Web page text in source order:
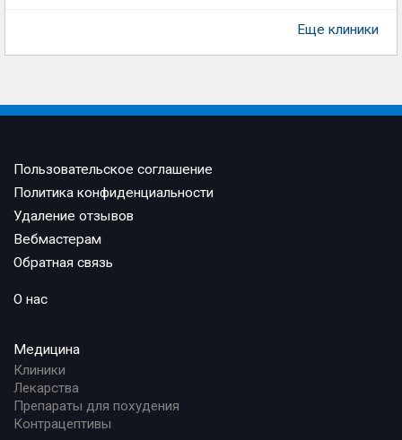
Еще клиники
Пользовательское соглашение
Политика конфиденциальности
Удаление отзывов
Вебмастерам
Обратная связь
О нас
Медицина
Клиники
Лекарства
Препараты для похудения
Контрацептивы